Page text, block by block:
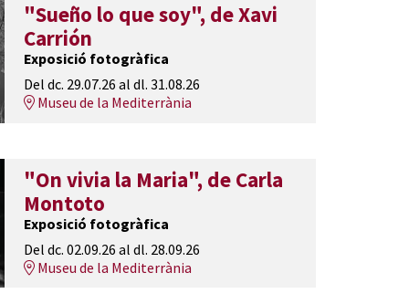
"Sueño lo que soy", de Xavi
Carrión
Exposició fotogràfica
Del dc. 29.07.26 al dl. 31.08.26
Museu de la Mediterrània
"On vivia la Maria", de Carla
Montoto
Exposició fotogràfica
Del dc. 02.09.26 al dl. 28.09.26
Museu de la Mediterrània